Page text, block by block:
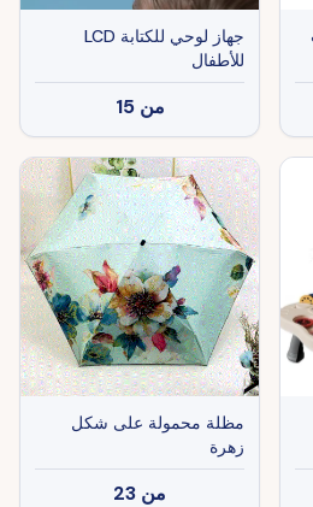
جهاز لوحي للكتابة LCD
للأطفال
من 15
مظلة محمولة على شكل
زهرة
من 23